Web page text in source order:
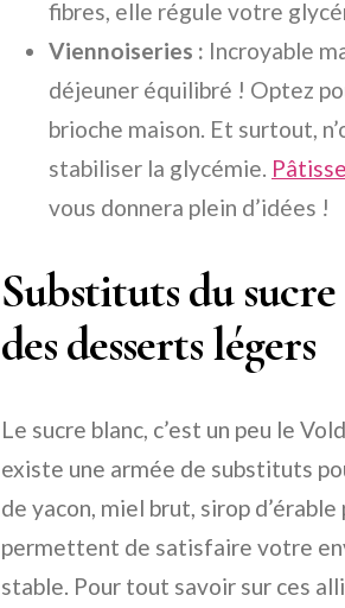
fibres, elle régule votre
Viennoiseries : Incroyable
déjeuner équilibré ! Optez
brioche maison. Et surtout,
stabiliser la glycémie.
vous donnera plein d’idées !
Substituts du
des desserts légers
Le sucre blanc, c’est un peu le
existe une armée de substituts
de yacon, miel brut, sirop
permettent de satisfaire votre
stable. Pour tout savoir sur ces